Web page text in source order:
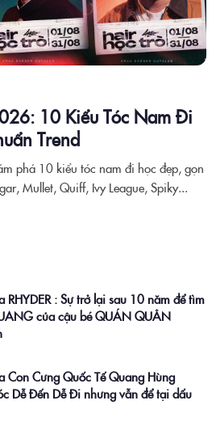
10 Kiểu Tóc Nam Đi
Trend
phá 10 kiểu tóc nam đi học đẹp, gọn
Mullet, Quiff, Ivy League, Spiky...
RHYDER : Sự trở lại sau 10 năm để tìm
của cậu bé QUÁN QUÂN
Con Cưng Quốc Tế Quang Hùng
Dễ Đến Dễ Đi nhưng vẫn để tại dấu